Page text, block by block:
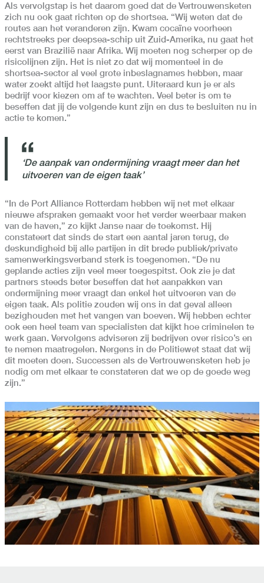
Als vervolgstap is het daarom goed dat de Vertrouwensketen
zich nu ook gaat richten op de shortsea. “Wij weten dat de
routes aan het veranderen zijn. Kwam cocaïne voorheen
rechtstreeks per deepsea-schip uit Zuid-Amerika, nu gaat het
eerst van Brazilië naar Afrika. Wij moeten nog scherper op de
risicolijnen zijn. Het is niet zo dat wij momenteel in de
shortsea-sector al veel grote inbeslagnames hebben, maar
water zoekt altijd het laagste punt. Uiteraard kun je er als
bedrijf voor kiezen om af te wachten. Veel beter is om te
beseffen dat jij de volgende kunt zijn en dus te besluiten nu in
actie te komen.”
‘De aanpak van ondermijning vraagt meer dan het
uitvoeren van de eigen taak’
“In de Port Alliance Rotterdam hebben wij net met elkaar
nieuwe afspraken gemaakt voor het verder weerbaar maken
van de haven,” zo kijkt Janse naar de toekomst. Hij
constateert dat sinds de start een aantal jaren terug, de
deskundigheid bij alle partijen in dit brede publiek/private
samenwerkingsverband sterk is toegenomen. “De nu
geplande acties zijn veel meer toegespitst. Ook zie je dat
partners steeds beter beseffen dat het aanpakken van
ondermijning meer vraagt dan enkel het uitvoeren van de
eigen taak. Als politie zouden wij ons in dat geval alleen
bezighouden met het vangen van boeven. Wij hebben echter
ook een heel team van specialisten dat kijkt hoe criminelen te
werk gaan. Vervolgens adviseren zij bedrijven over risico’s en
te nemen maatregelen. Nergens in de Politiewet staat dat wij
dit moeten doen. Successen als de Vertrouwensketen heb je
nodig om met elkaar te constateren dat we op de goede weg
zijn.”